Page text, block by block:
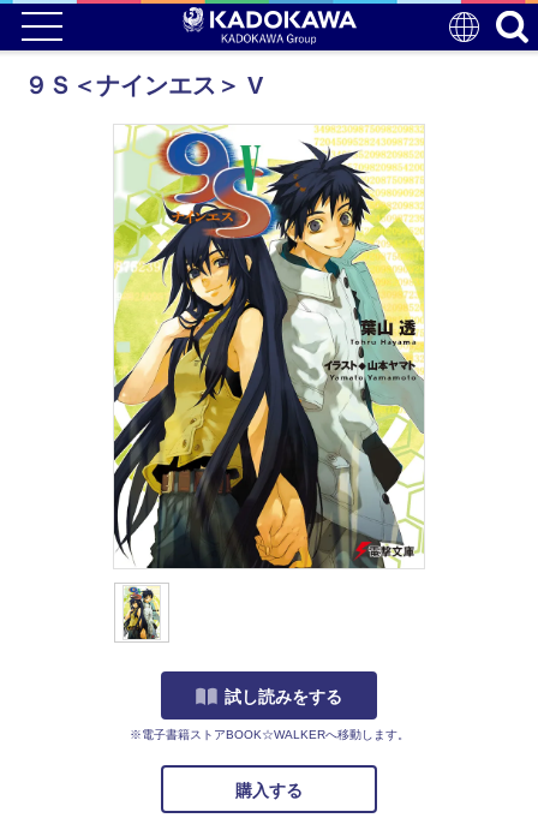
９Ｓ＜ナインエス＞ V
試し読みをする
※電子書籍ストアBOOK☆WALKERへ移動します。
購入する